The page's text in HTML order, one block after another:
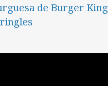
de Burger King